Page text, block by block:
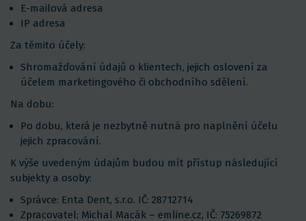
E-mailová adresa
IP adresa
Za těmito účely:
Shromažďování údajů o klientech, jejich oslovení za
účelem marketingového či obchodního sdělení.
Na dobu:
Po dobu, která je nezbytně nutná pro naplnění účelu
jejich zpracování.
K výše uvedeným údajům budou mít přístup následující
subjekty a osoby:
Správce: Enta Dent, s.r.o. IČ: 28712714
Zpracovatel: Michal Macák – emline.cz, IČ: 75269872